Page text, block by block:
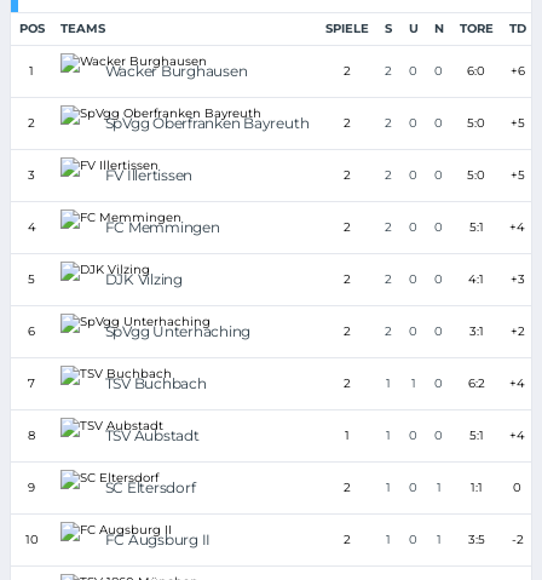
POS TEAMS SPIELE S U N TORE TD
1 Wacker Burghausen 2 2 0 0 6:0 +6
2 SpVgg Oberfranken Bayreuth 2 2 0 0 5:0 +5
3 FV Illertissen 2 2 0 0 5:0 +5
4 FC Memmingen 2 2 0 0 5:1 +4
5 DJK Vilzing 2 2 0 0 4:1 +3
6 SpVgg Unterhaching 2 2 0 0 3:1 +2
7 TSV Buchbach 2 1 1 0 6:2 +4
8 TSV Aubstadt 1 1 0 0 5:1 +4
9 SC Eltersdorf 2 1 0 1 1:1 0
10 FC Augsburg II 2 1 0 1 3:5 -2